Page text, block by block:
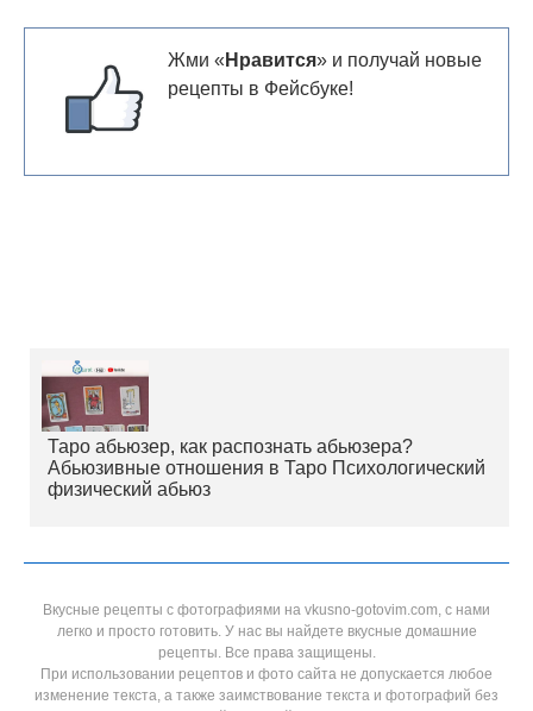
Жми « Нравится» и получай новые
рецепты в Фейсбуке!
Таро абьюзер, как распознать абьюзера?
Абьюзивные отношения в Таро Психологический
физический абьюз
Вкусные рецепты с фотографиями на vkusno-gotovim.com, с нами
легко и просто готовить. У нас вы найдете вкусные домашние
рецепты. Все права защищены.
При использовании рецептов и фото сайта не допускается любое
изменение текста, а также заимствование текста и фотографий без